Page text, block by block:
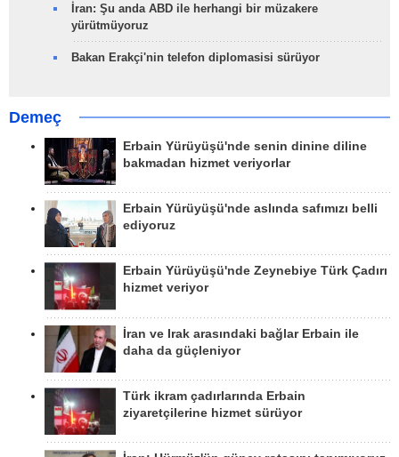
İran: Şu anda ABD ile herhangi bir müzakere
yürütmüyoruz
Bakan Erakçi'nin telefon diplomasisi sürüyor
Demeç
Erbain Yürüyüşü'nde senin dinine diline
bakmadan hizmet veriyorlar
Erbain Yürüyüşü'nde aslında safımızı belli
ediyoruz
Erbain Yürüyüşü'nde Zeynebiye Türk Çadırı
hizmet veriyor
İran ve Irak arasındaki bağlar Erbain ile
daha da güçleniyor
Türk ikram çadırlarında Erbain
ziyaretçilerine hizmet sürüyor